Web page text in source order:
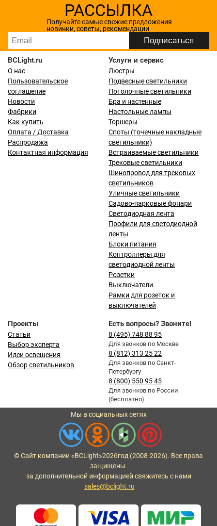
РАССЫЛКА
Получайте самые свежие предложения
новинки, советы, рекомендации
BCLight.ru
О нас
Пользовательское
соглашение
Новости
Фабрики
Как купить
Оплата / Доставка
Распродажа
Контактная информация
Услуги и сервис
Люстры
Подвесные светильники
Потолочные светильники
Бра и настенные
Настольные лампы
Торшеры
Споты (точечные накладные
светильники)
Встраиваемые светильники
Трековые светильники
Шинопровод для трековых
светильников
Уличные светильники
Садово-парковые фонари
Светодиодная лента
Профили для светодиодной
ленты
Блоки питания
Контроллеры для
светодиодной ленты
Розетки
Выключатели
Рамки для розеток и
выключателей
Проекты
Статьи
Выбор эксперта
Идеи освещения
Обзор светильников
Есть вопросы? Звоните!
8 (495) 748 88 95
Для звонков по Москве
8 (812) 313 25 22
Для звонков по Санкт-
Петербургу
8 (800) 550 95 45
Для звонков по России
(бесплатно)
Мы в социальных сетях
© Сайт компании «BCLight»2026год (2008-2026). Все права
защищены.
за дополнительной информацией свяжитесь с нами
sales@bclight.ru